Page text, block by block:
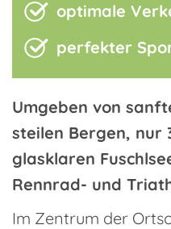
optimale
perfekter
Umgeben von
steilen Bergen, nur
glasklaren
Rennrad- und
Im Zentrum der